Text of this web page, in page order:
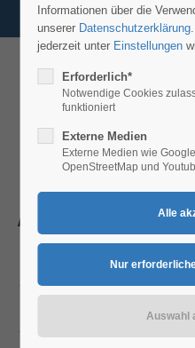
MS
Details Modell MS
Abmessungen
Informationen über die
unserer Datenschutzerklärung.
jederzeit unter Einstellungen
Erforderlich*
Notwendige Cookies
funktioniert
Externe Medien
Externe Medien wie
OpenStreetMap und